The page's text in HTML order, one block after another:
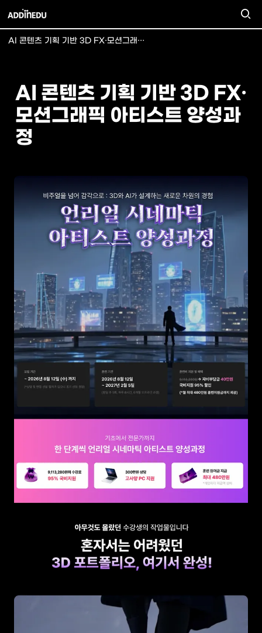
AI 콘텐츠 기획 기반 3D FX·모션그래픽 아티스트 양성과정
AI 콘텐츠 기획 기반 3D FX·
모션그래픽 아티스트 양성과
정